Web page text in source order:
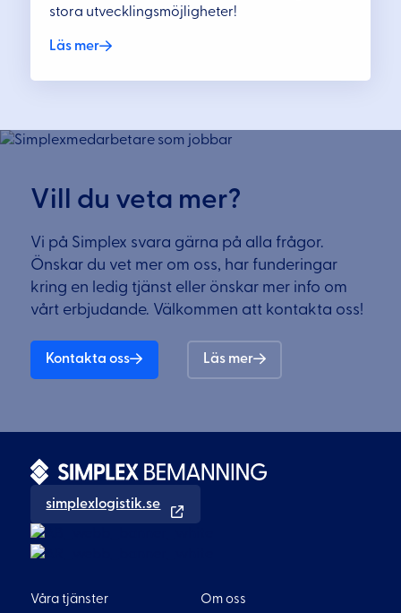
stora utvecklingsmöjligheter!
Läs mer
Vill du veta mer?
Vi på Simplex svara gärna på alla frågor.
Önskar du vet mer om oss, har funderingar
kring en ledig tjänst eller önskar mer info om
vårt erbjudande. Välkommen att kontakta oss!
Kontakta oss Läs mer
simplexlogistik.se
Våra tjänster Om oss